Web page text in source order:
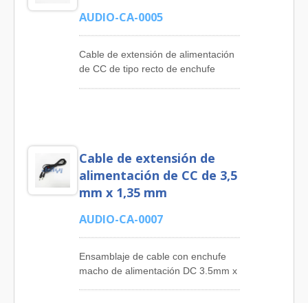
AUDIO-CA-0005
Cable de extensión de alimentación
de CC de tipo recto de enchufe
ensamblaje de cables Micro USB,
ensamblaje de cables RJ45,
Ethernet, ensamblaje de cables Mini
Din, ensamblaje de cables de
de cables de conector circular, todos
con alta calidad. JIA YI es un
Cable de extensión de
alimentación de CC de 3,5
mm x 1,35 mm
AUDIO-CA-0007
Ensamblaje de cable con enchufe
macho de alimentación DC 3.5mm x